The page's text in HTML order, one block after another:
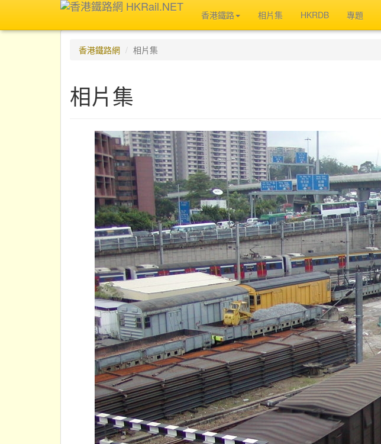
香港鐵路 相片集 HKRDB 專題
香港鐵路網 相片集
相片集